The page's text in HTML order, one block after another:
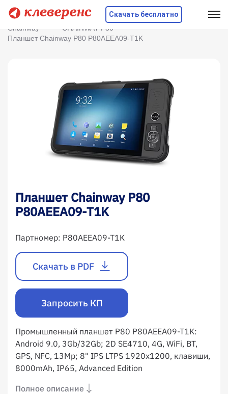
Скачать бесплатно
Главная Оборудование
ТСД
Chainway
CHAINWAY P80
Планшет Chainway P80 P80AEEA09-T1K
Планшет Chainway P80
P80AEEA09-T1K
Партномер: P80AEEA09-T1K
Скачать в PDF
Запросить КП
Промышленный планшет P80 P80AEEA09-T1K:
Android 9.0, 3Gb/32Gb; 2D SE4710, 4G, WiFi, BT,
GPS, NFC, 13Mp; 8" IPS LTPS 1920x1200, клавиши,
8000mAh, IP65, Advanced Edition
Полное описание